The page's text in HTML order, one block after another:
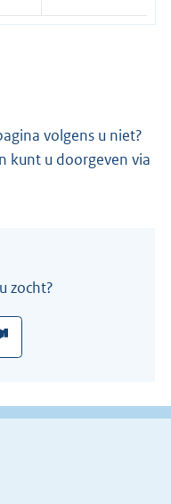
volgens u niet?
kunt u doorgeven via
zocht?